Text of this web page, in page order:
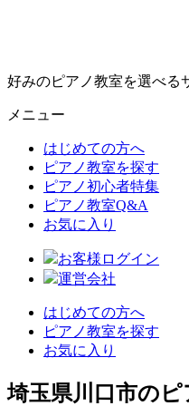
好みのピアノ教室を選べる
メニュー
はじめての方へ
ピアノ教室を探す
ピアノ初心者特集
ピアノ教室Q&A
お気に入り
お客様ログイン
運営会社
はじめての方へ
ピアノ教室を探す
お気に入り
埼玉県川口市のピ